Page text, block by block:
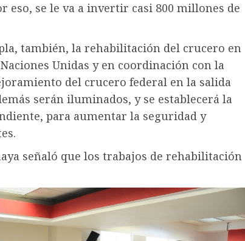
eso, se le va a invertir casi 800 millones de
también, la rehabilitación del crucero en
Unidas y en coordinación con la
del crucero federal en la salida
serán iluminados, y se establecerá la
para aumentar la seguridad y
señaló que los trabajos de rehabilitación